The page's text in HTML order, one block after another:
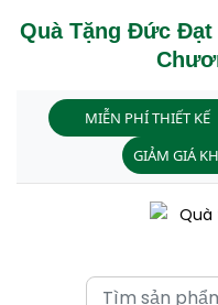
Quà Tặng Đức Đạt
MIỄN PHÍ THIẾT KẾ
GIẢM GIÁ